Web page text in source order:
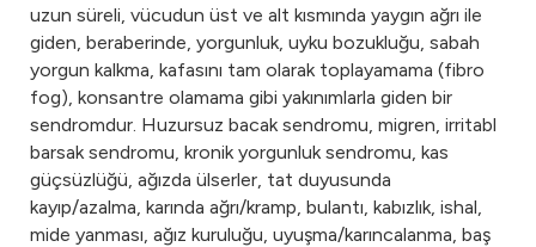
uzun süreli, vücudun üst ve alt kısmında yaygın ağrı ile
giden, beraberinde, yorgunluk, uyku bozukluğu, sabah
yorgun kalkma, kafasını tam olarak toplayamama (fibro
fog), konsantre olamama gibi yakınımlarla giden bir
sendromdur. Huzursuz bacak sendromu, migren, irritabl
barsak sendromu, kronik yorgunluk sendromu, kas
güçsüzlüğü, ağızda ülserler, tat duyusunda
kayıp/azalma, karında ağrı/kramp, bulantı, kabızlık, ishal,
mide yanması, ağız kuruluğu, uyuşma/karıncalanma, baş